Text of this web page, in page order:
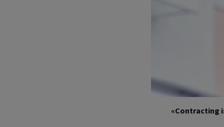
«Contracting